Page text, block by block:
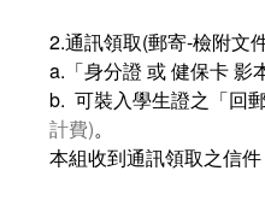
2.通訊領取(郵寄-檢附文
a.「身分證 或 健保卡 影
b. 可裝入學生證之「回
計費)。
本組收到通訊領取之信